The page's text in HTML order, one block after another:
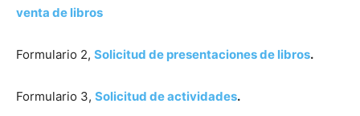
venta de libros
Formulario 2, Solicitud de presentaciones de libros.
Formulario 3, Solicitud de actividades.